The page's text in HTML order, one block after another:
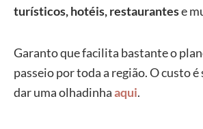
turísticos, hotéis, restaurantese
Garanto que facilita bastante o
passeio por toda a região. O custo é
dar uma olhadinhaaqui.